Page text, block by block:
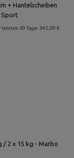
+ Hantelscheiben
Sport
30 Tage: 342,00 €
/ 2 x 15 kg - Marbo